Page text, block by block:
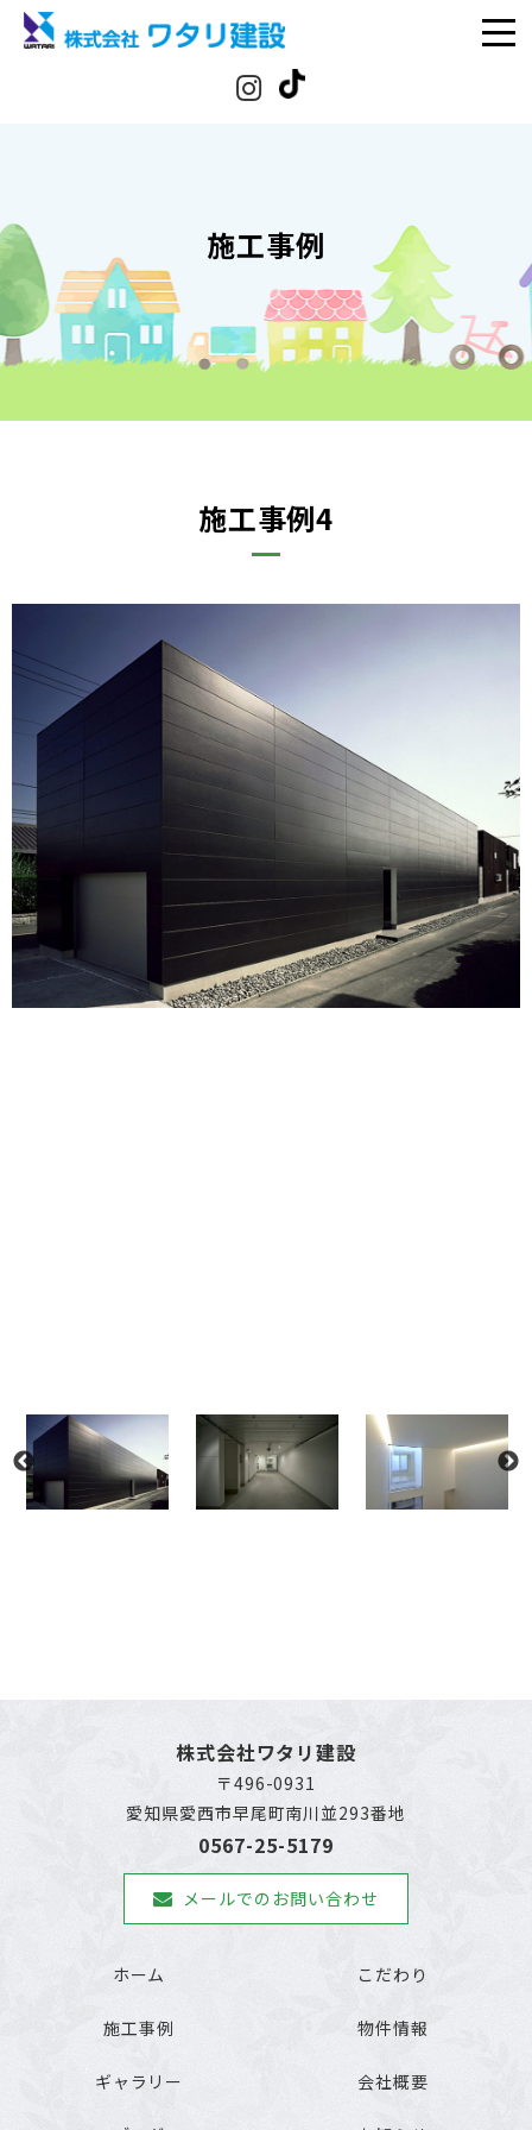
施工事例
施工事例4
株式会社ワタリ建設
〒496-0931
愛知県愛西市早尾町南川並293番地
0567-25-5179
メールでのお問い合わせ
ホーム こだわり
施工事例 物件情報
ギャラリー 会社概要